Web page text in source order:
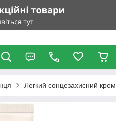
Легкий сонцезахисний